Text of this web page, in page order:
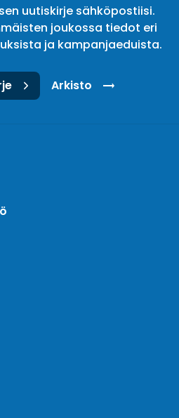
uutiskirje sähköpostiisi.
joukossa tiedot eri
ja kampanjaeduista.
Arkisto